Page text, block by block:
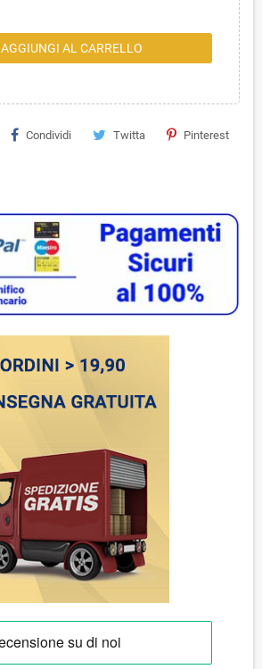
AGGIUNGI AL CARRELLO
Condividi Twitta Pinterest